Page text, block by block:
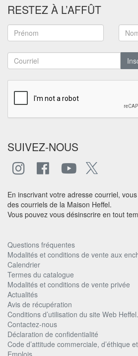
RESTEZ À L’AFFÛT
SUIVEZ-NOUS
En inscrivant votre adresse courriel,
des courriels de la Maison Heffel.
Vous pouvez vous désinscrire en tout
Questions fréquentes
Modalités et conditions de vente aux
Calendrier
Termes du catalogue
Modalités et conditions de vente privée
Actualités
Avis de récupération
Conditions d’utilisation du site Web
Contactez-nous
Déclaration de confidentialité
Code d’attitude commerciale, d’éthique